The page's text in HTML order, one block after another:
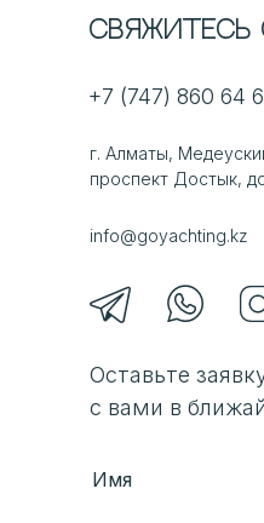
Свяжитесь
+7 (747) 860 64
Оставьте
с вами в
г. Алматы,
проспект Достык,
info@goyachting.kz
Имя